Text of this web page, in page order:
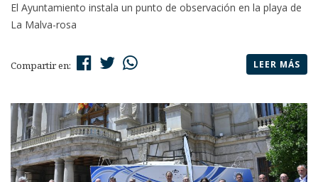
El Ayuntamiento instala un punto de observación en la playa de
La Malva-rosa
Compartir en: LEER MÁS